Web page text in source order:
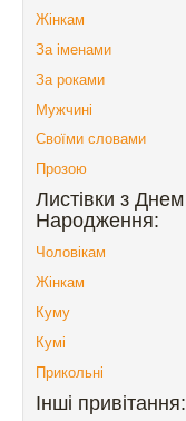
Жінкам
За іменами
За роками
Мужчині
Своїми словами
Прозою
Листівки з Днем
Народження:
Чоловікам
Жінкам
Куму
Кумі
Прикольні
Інші привітання: